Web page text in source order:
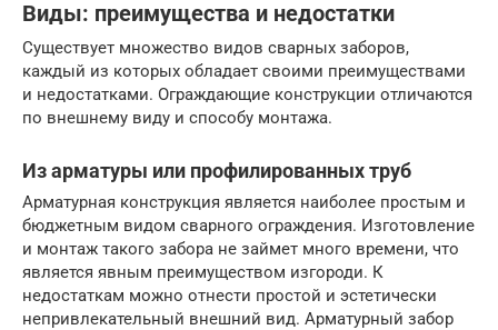
Виды: преимущества и недостатки
Существует множество видов сварных заборов,
каждый из которых обладает своими преимуществами
и недостатками. Ограждающие конструкции отличаются
по внешнему виду и способу монтажа.
Из арматуры или профилированных труб
Арматурная конструкция является наиболее простым и
бюджетным видом сварного ограждения. Изготовление
и монтаж такого забора не займет много времени, что
является явным преимуществом изгороди. К
недостаткам можно отнести простой и эстетически
непривлекательный внешний вид. Арматурный забор